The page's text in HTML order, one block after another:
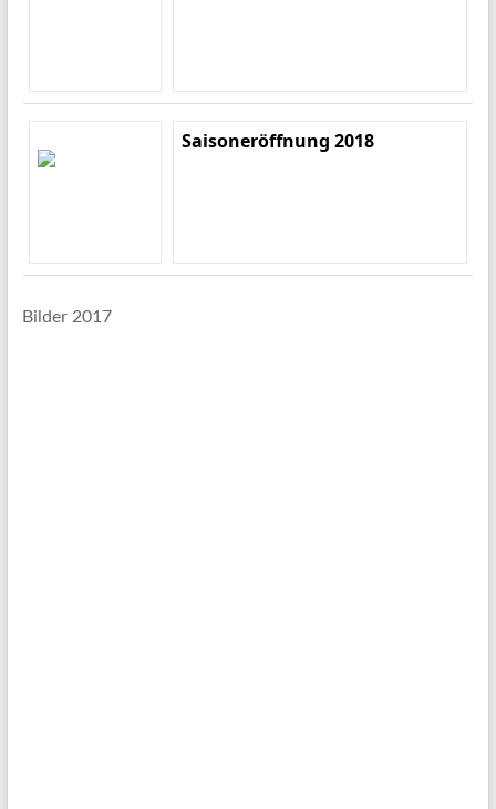
Saisoneröffnung 2018
Bilder 2017